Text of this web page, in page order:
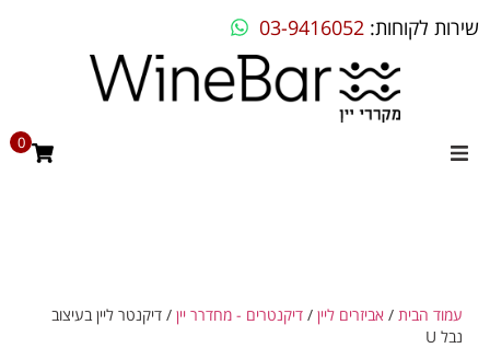
שירות לקוחות: 03-9416052
מקרר יין מדחס
0
עמוד הבית / אביזרים ליין / דיקנטרים - מחדרר יין / דיקנטר ליין בעיצוב
נבל U